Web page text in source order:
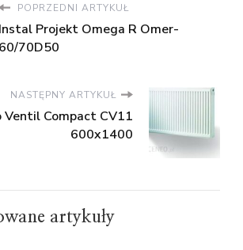
POPRZEDNI ARTYKUŁ
Instal Projekt Omega R Omer-
60/70D50
NASTĘPNY ARTYKUŁ
Ventil Compact CV11
600x1400
artykuły